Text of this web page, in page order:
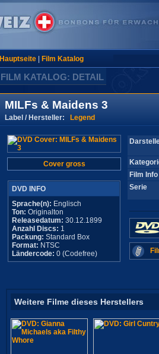
Hauptseite| Film Katalog
FILM KATALOG: DETAIL
MILFs & Maidens 3
Label / Hersteller: Legend
Cover gross
DVD INFO
Sprache(n): Englisch
Ton: Originalton
Releasedatum: 30.12.1899
Anzahl Discs: 1
Packung: Standard Box
Format: NTSC
Ländercode: 0 (Codefree)
Film Info
Serie
Weitere Filme dieses Herstellers